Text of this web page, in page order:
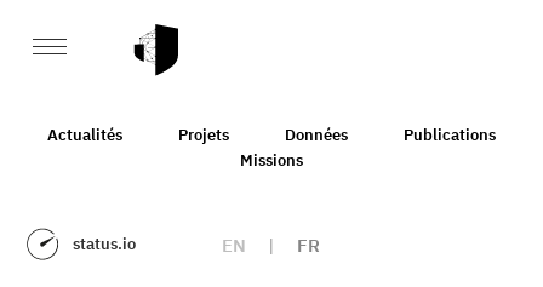
Actualités Projets Données
Publications
Missions
status.io EN | FR